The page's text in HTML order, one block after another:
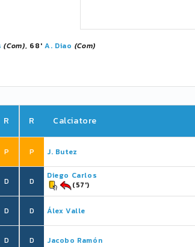
(Com), 68' A. Diao (Com)
R
P
D
D
D
R Calciatore
P J. Butez
D
Diego Carlos
(57')
D Álex Valle
D Jacobo Ramón